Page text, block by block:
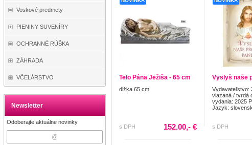
Voskové predmety
PIENINY SUVENÍRY
OCHRANNÉ RÚŠKA
ZÁHRADA
VČELÁRSTVO
Newsletter
Odoberajte aktuálne novinky
Telo Pána Ježiša - 65 cm
dlžka 65 cm
s DPH 152.00,- €
Vyslyš naše
Vydavateľstvo:
viazaná / tvrdá
vydania: 2025
Jazyk:
s DPH